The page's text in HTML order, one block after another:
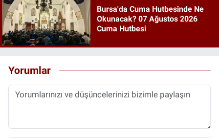
Bursa'da Cuma Hutbesinde Ne
Okunacak? 07 Ağustos 2026
Cuma Hutbesi
Yorumlar